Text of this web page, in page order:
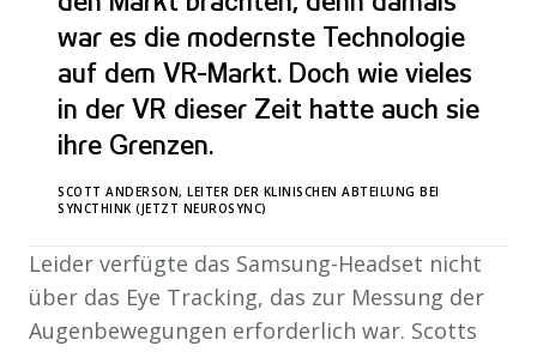
war es die modernste Technologie
auf dem VR-Markt. Doch wie vieles
in der VR dieser Zeit hatte auch sie
ihre Grenzen.
SCOTT ANDERSON, LEITER DER KLINISCHEN ABTEILUNG BEI
SYNCTHINK (JETZT NEUROSYNC)
Leider verfügte das Samsung-Headset nicht
über das Eye Tracking, das zur Messung der
Augenbewegungen erforderlich war. Scotts